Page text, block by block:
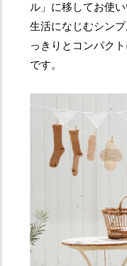
ル」に移してお使い
生活になじむシン
っきりとコンパク
です。